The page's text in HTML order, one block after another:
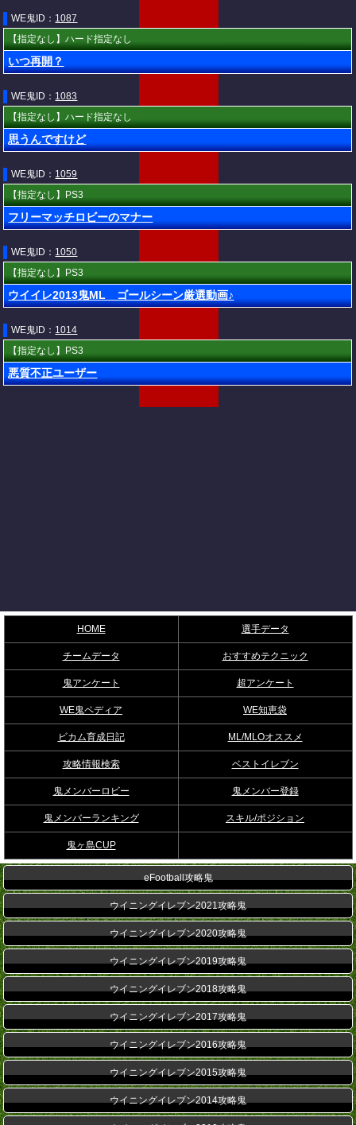
WE鬼ID： 1087
【指定なし】ハード指定なし
いつ再開？
WE鬼ID： 1083
【指定なし】ハード指定なし
思うんですけど
WE鬼ID： 1059
【指定なし】PS3
フリーマッチロビーのマナー
WE鬼ID： 1050
【指定なし】PS3
ウイイレ2013鬼ML ゴールシーン厳選動画♪
WE鬼ID： 1014
【指定なし】PS3
悪質不正ユーザー
HOME 選手データ
チームデータ おすすめテクニック
鬼アンケート 超アンケート
WE鬼ペディア WE知恵袋
ビカム育成日記 ML/MLOオススメ
攻略情報検索 ベストイレブン
鬼メンバーロビー 鬼メンバー登録
鬼メンバーランキング スキル/ポジション
鬼ヶ島CUP
eFootball攻略鬼
ウイニングイレブン2021攻略鬼
ウイニングイレブン2020攻略鬼
ウイニングイレブン2019攻略鬼
ウイニングイレブン2018攻略鬼
ウイニングイレブン2017攻略鬼
ウイニングイレブン2016攻略鬼
ウイニングイレブン2015攻略鬼
ウイニングイレブン2014攻略鬼